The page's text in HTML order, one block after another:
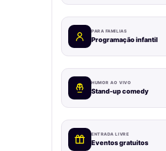
PARA FAMÍLIAS
Programação infantil
HUMOR AO VIVO
Stand-up comedy
ENTRADA LIVRE
Eventos gratuitos